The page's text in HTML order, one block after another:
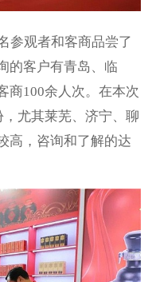
参观者和客商品尝了
的客户有青岛、临
商100余人次。在本次
尤其莱芜、济宁、聊
高，咨询和了解的达